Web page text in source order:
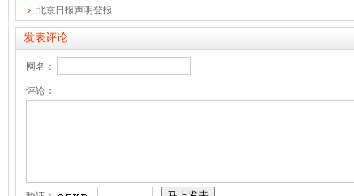
北京日报声明登报
发表评论
网名：
评论：